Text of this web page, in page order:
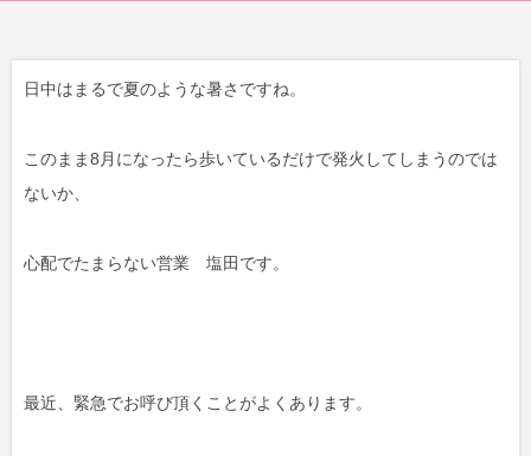
日中はまるで夏のような暑さですね。
このまま8月になったら歩いているだけで発火してしまうのでは
ないか、
心配でたまらない営業 塩田です。
最近、緊急でお呼び頂くことがよくあります。